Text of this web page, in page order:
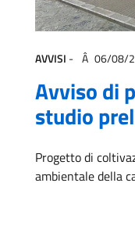
AVVISI - 06/08/
Avviso di
studio
Progetto di
ambientale della